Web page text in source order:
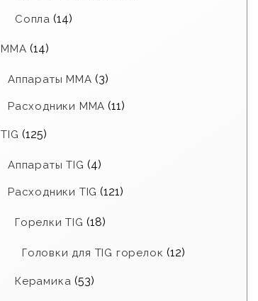
Сопла (14)
MMA (14)
Аппараты MMA (3)
Расходники ММА (11)
TIG (125)
Аппараты TIG (4)
Расходники TIG (121)
Горелки TIG (18)
Головки для TIG горелок (12)
Керамика (53)